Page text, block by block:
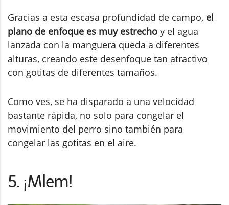
Gracias a esta escasa profundidad de campo, el
plano de enfoque es muy estrecho y el agua
lanzada con la manguera queda a diferentes
alturas, creando este desenfoque tan atractivo
con gotitas de diferentes tamaños.
Como ves, se ha disparado a una velocidad
bastante rápida, no solo para congelar el
movimiento del perro sino también para
congelar las gotitas en el aire.
5. ¡Mlem!